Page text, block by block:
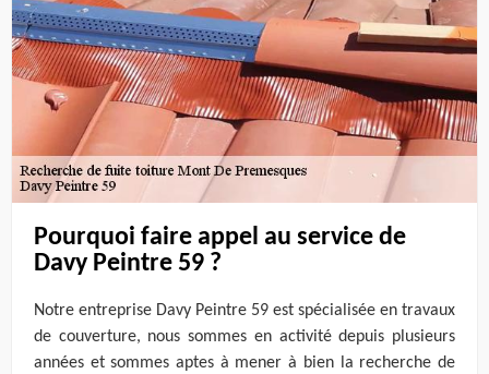
Pourquoi faire appel au service de
Davy Peintre 59 ?
Notre entreprise Davy Peintre 59 est spécialisée en travaux
de couverture, nous sommes en activité depuis plusieurs
années et sommes aptes à mener à bien la recherche de